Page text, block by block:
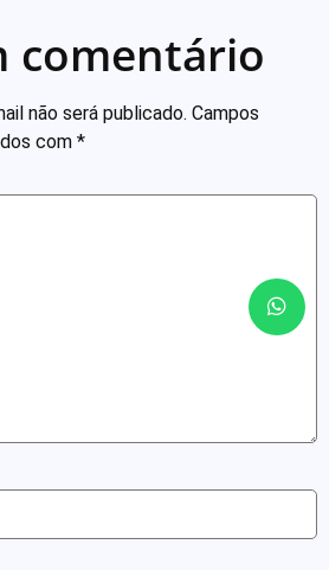
comentário
não será publicado. Campos
com *